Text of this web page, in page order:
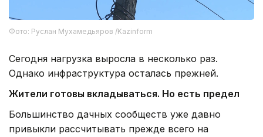
Фото: Руслан Мухамедьяров /Kazinform
Сегодня нагрузка выросла в несколько раз.
Однако инфраструктура осталась прежней.
Жители готовы вкладываться. Но есть предел
Большинство дачных сообществ уже давно
привыкли рассчитывать прежде всего на